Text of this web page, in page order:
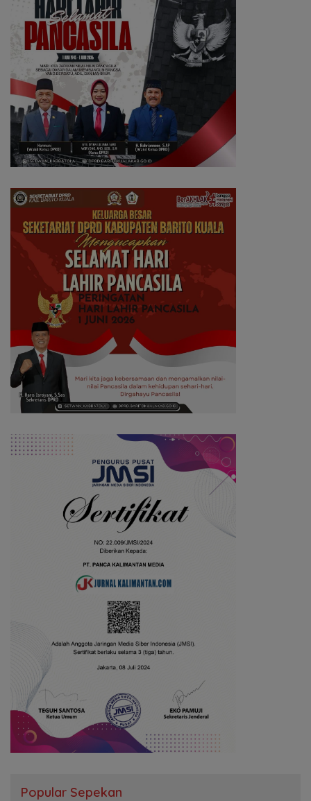
Popular Sepekan